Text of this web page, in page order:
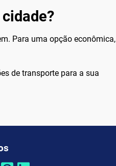
Para uma opção econômica,
de transporte para a sua